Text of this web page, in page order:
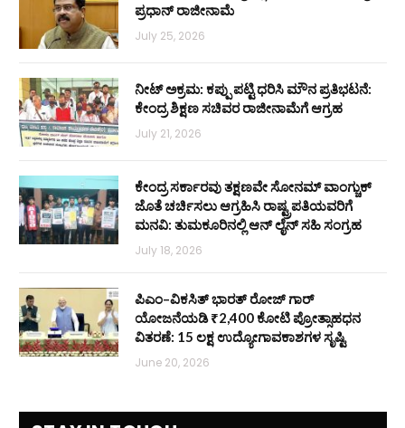
ಪ್ರಧಾನ್ ರಾಜೀನಾಮೆ
July 25, 2026
ನೀಟ್ ಅಕ್ರಮ: ಕಪ್ಪು ಪಟ್ಟಿ ಧರಿಸಿ ಮೌನ ಪ್ರತಿಭಟನೆ:
ಕೇಂದ್ರ ಶಿಕ್ಷಣ ಸಚಿವರ ರಾಜೀನಾಮೆಗೆ ಆಗ್ರಹ
July 21, 2026
ಕೇಂದ್ರ ಸರ್ಕಾರವು ತಕ್ಷಣವೇ ಸೋನಮ್ ವಾಂಗ್ಚುಕ್
ಜೊತೆ ಚರ್ಚಿಸಲು ಆಗ್ರಹಿಸಿ ರಾಷ್ಟ್ರಪತಿಯವರಿಗೆ
ಮನವಿ: ತುಮಕೂರಿನಲ್ಲಿ ಆನ್‌ ಲೈನ್ ಸಹಿ ಸಂಗ್ರಹ
July 18, 2026
ಪಿಎಂ–ವಿಕಸಿತ್ ಭಾರತ್ ರೋಜ್‌ ಗಾರ್
ಯೋಜನೆಯಡಿ ₹2,400 ಕೋಟಿ ಪ್ರೋತ್ಸಾಹಧನ
ವಿತರಣೆ: 15 ಲಕ್ಷ ಉದ್ಯೋಗಾವಕಾಶಗಳ ಸೃಷ್ಟಿ
June 20, 2026